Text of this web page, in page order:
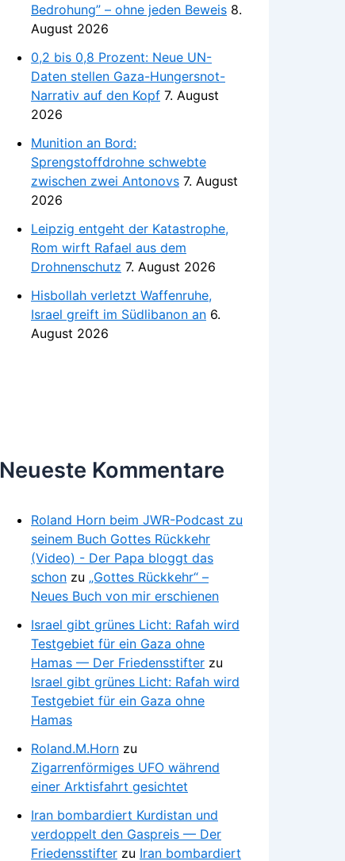
Bedrohung” – ohne jeden Beweis 8.
August 2026
0,2 bis 0,8 Prozent: Neue UN-
Daten stellen Gaza-Hungersnot-
Narrativ auf den Kopf 7. August
2026
Munition an Bord:
Sprengstoffdrohne schwebte
zwischen zwei Antonovs 7. August
2026
Leipzig entgeht der Katastrophe,
Rom wirft Rafael aus dem
Drohnenschutz 7. August 2026
Hisbollah verletzt Waffenruhe,
Israel greift im Südlibanon an 6.
August 2026
Neueste Kommentare
Roland Horn beim JWR-Podcast zu
seinem Buch Gottes Rückkehr
(Video) - Der Papa bloggt das
schon zu „Gottes Rückkehr“ –
Neues Buch von mir erschienen
Israel gibt grünes Licht: Rafah wird
Testgebiet für ein Gaza ohne
Hamas — Der Friedensstifter zu
Israel gibt grünes Licht: Rafah wird
Testgebiet für ein Gaza ohne
Hamas
Roland.M.Horn zu
Zigarrenförmiges UFO während
einer Arktisfahrt gesichtet
Iran bombardiert Kurdistan und
verdoppelt den Gaspreis — Der
Friedensstifter zu Iran bombardiert